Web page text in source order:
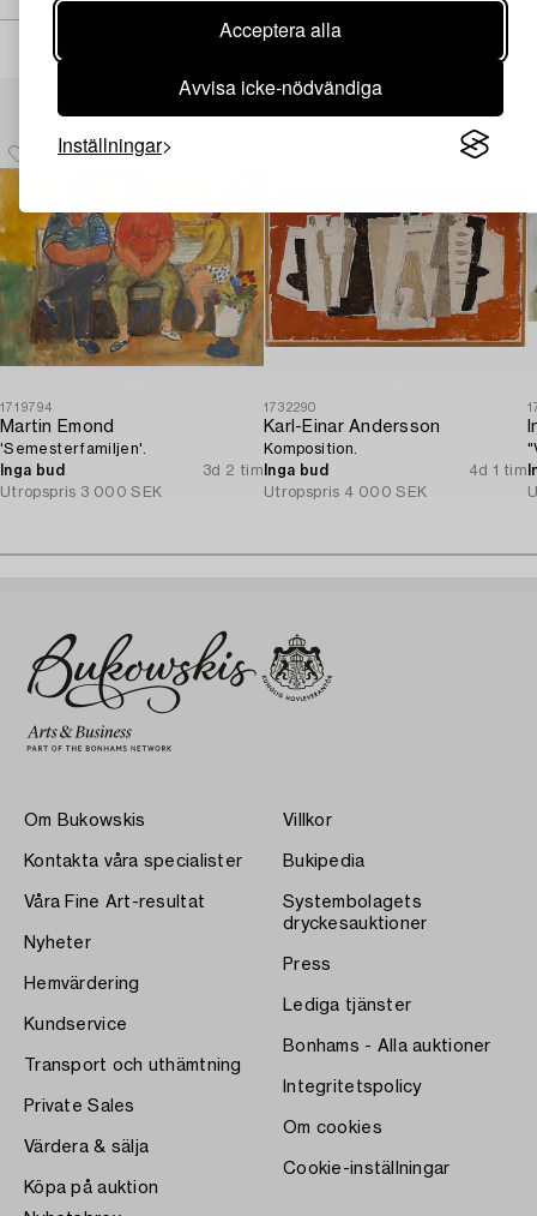
Acceptera alla
Avvisa icke-nödvändiga
Inställningar
Andra har även tittat på
1719794
Martin Emond
'Semesterfamiljen'.
Inga bud
3d 2 tim
Utropspris 3 000 SEK
1732290
Karl-Einar Andersson
Komposition.
Inga bud
4d 1 tim
Utropspris 4 000 SEK
Om Bukowskis
Kontakta våra specialister
Våra Fine Art-resultat
Nyheter
Hemvärdering
Kundservice
Transport och uthämtning
Private Sales
Värdera & sälja
Köpa på auktion
Villkor
Bukipedia
Systembolagets
dryckesauktioner
Press
Lediga tjänster
Bonhams - Alla auktioner
Integritetspolicy
Om cookies
Cookie-inställningar